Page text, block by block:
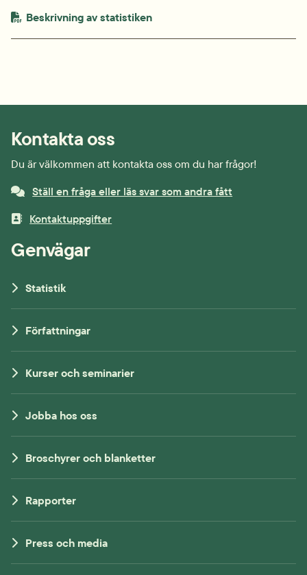
PDF-fil.
Beskrivning av statistikenpdf, 104.4 kB.
Kontakta oss
Du är välkommen att kontakta oss om du har frågor!
Ställ en fråga eller läs svar som andra fått
Kontaktuppgifter
Genvägar
Statistik
Författningar
Kurser och seminarier
Jobba hos oss
Broschyrer och blanketter
Rapporter
Press och media